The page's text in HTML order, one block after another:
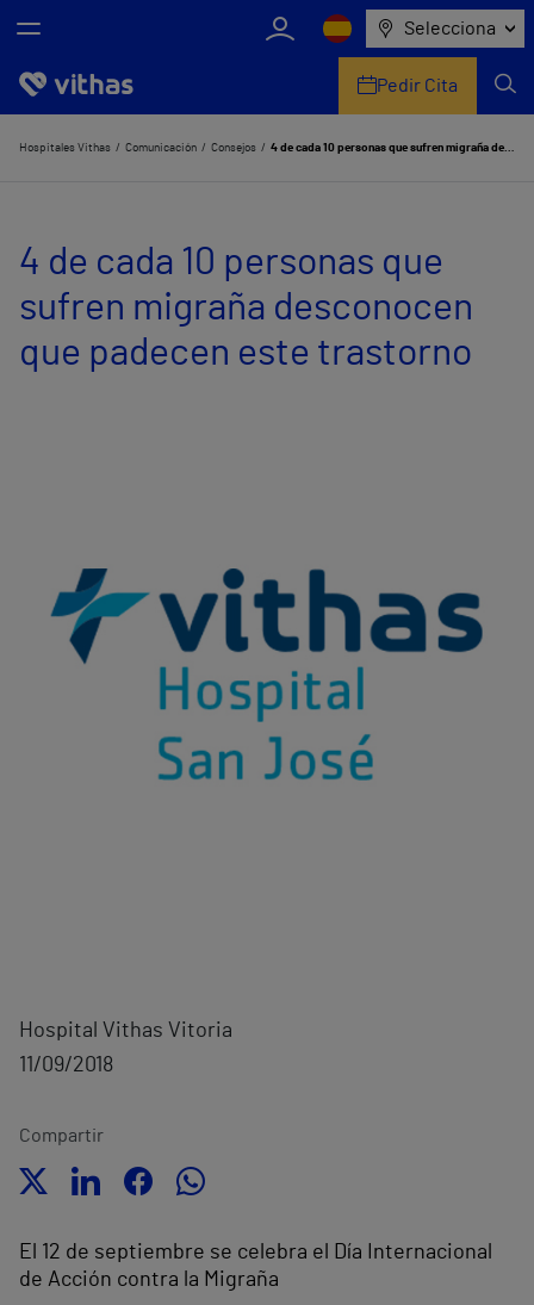
Selecciona
Nosotros
Servicios de salud
Equipo médico y asistencial
Información útil
Pedir Cita
Hospitales Vithas Comunicación Consejos 4 de cada 10 personas que sufren migraña desconocen que padecen este trastorno
4 de cada 10 personas que
sufren migraña desconocen
que padecen este trastorno
Hospital Vithas Vitoria
11/09/2018
Compartir
El 12 de septiembre se celebra el Día Internacional
de Acción contra la Migraña